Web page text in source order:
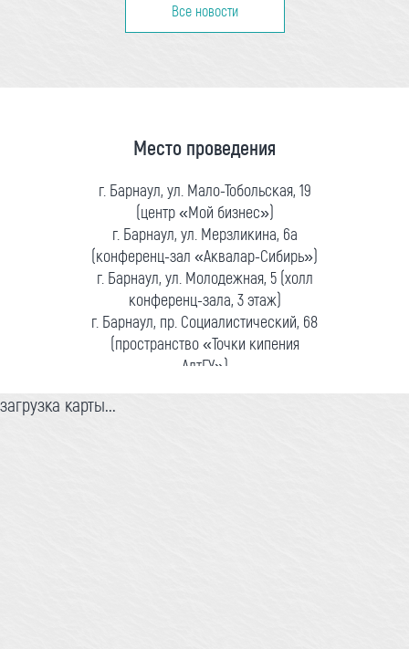
Все новости
Место проведения
г. Барнаул, ул. Мало-Тобольская, 19
(центр «Мой бизнес»)
г. Барнаул, ул. Мерзликина, 6а
(конференц-зал «Аквалар-Сибирь»)
г. Барнаул, ул. Молодежная, 5 (холл
конференц-зала, 3 этаж)
г. Барнаул, пр. Социалистический, 68
(пространство «Точки кипения
АлтГУ»)
загрузка карты...